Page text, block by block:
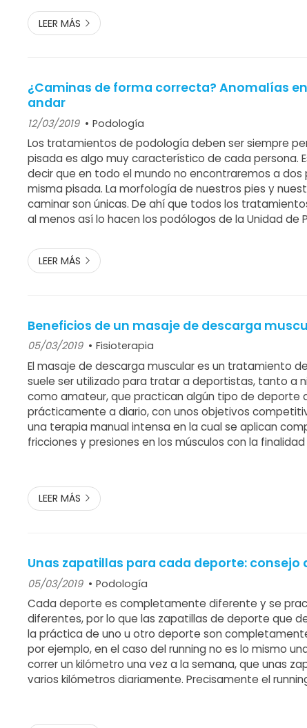
LEER MÁS
¿Caminas de forma correcta? Anomalías
andar
12/03/2019 Podología
Los tratamientos de podología deben ser siempre
pisada es algo muy característico de cada persona.
decir que en todo el mundo no encontraremos a dos
misma pisada. La morfología de nuestros pies y
caminar son únicas. De ahí que todos los
al menos así lo hacen los podólogos de la Unidad de
corregir anomalías en la forma de...
LEER MÁS
Beneficios de un masaje de descarga
05/03/2019 Fisioterapia
El masaje de descarga muscular es un tratamiento
suele ser utilizado para tratar a deportistas, tanto a
como amateur, que practican algún tipo de deporte
prácticamente a diario, con unos objetivos
una terapia manual intensa en la cual se aplican
fricciones y presiones en los músculos con la
LEER MÁS
Unas zapatillas para cada deporte: consejo
05/03/2019 Podología
Cada deporte es completamente diferente y se
diferentes, por lo que las zapatillas de deporte que
la práctica de uno u otro deporte son
por ejemplo, en el caso del running no es lo mismo
correr un kilómetro una vez a la semana, que unas
varios kilómetros diariamente. Precisamente el